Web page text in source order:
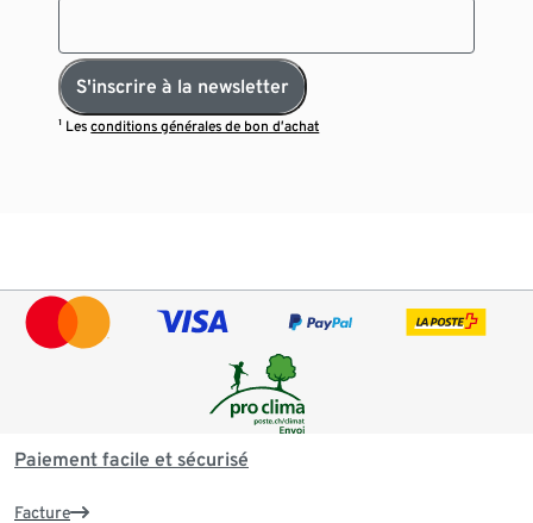
S'inscrire à la newsletter
¹ Lesconditions générales de bon d’achat
Paiement facile et sécurisé
Facture